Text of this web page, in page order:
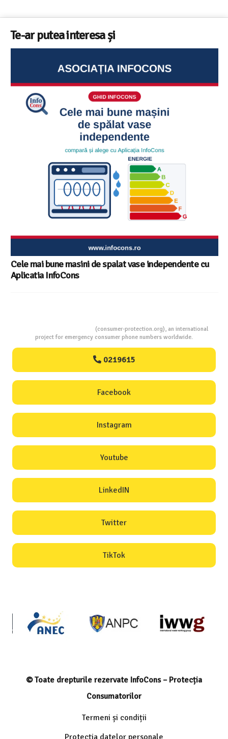
Te-ar putea interesa și
Cele mai bune masini de spalat vase independente cu
Aplicatia InfoCons
(consumer-protection.org), an international
project for emergency consumer phone numbers worldwide.
0219615
Facebook
Instagram
Youtube
LinkedIN
Twitter
TikTok
© Toate drepturile rezervate InfoCons – Protecția
Consumatorilor
Termeni și condiții
Protecția datelor personale